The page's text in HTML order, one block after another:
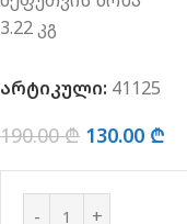
3.22 კგ
არტიკული: 41125
190.00₾ 130.00 ₾